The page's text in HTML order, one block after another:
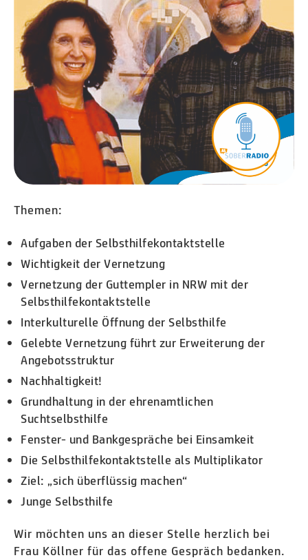
Themen:
Aufgaben der Selbsthilfekontaktstelle
Wichtigkeit der Vernetzung
Vernetzung der Guttempler in NRW mit der
Selbsthilfekontaktstelle
Interkulturelle Öffnung der Selbsthilfe
Gelebte Vernetzung führt zur Erweiterung der
Angebotsstruktur
Nachhaltigkeit!
Grundhaltung in der ehrenamtlichen
Suchtselbsthilfe
Fenster- und Bankgespräche bei Einsamkeit
Die Selbsthilfekontaktstelle als Multiplikator
Ziel: „sich überflüssig machen“
Junge Selbsthilfe
Wir möchten uns an dieser Stelle herzlich bei
Frau Köllner für das offene Gespräch bedanken.